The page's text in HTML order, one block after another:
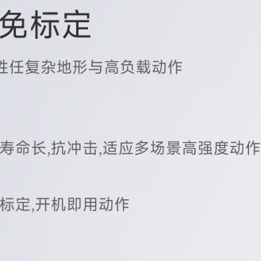
标定
任复杂地形与高负载动作
命长,抗冲击,适应多场景高强度动作
定,开机即用动作